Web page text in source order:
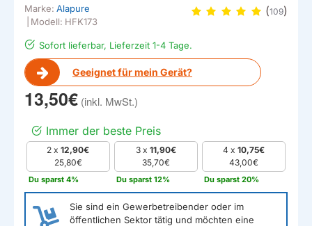
Sofort lieferbar, Lieferzeit 1-4 Tage.
Geeignet für mein Gerät?
Marke: Alapure
Modell: HFK173
(109)
13,50€
Immer der beste Preis
2 x12,90€
25,80€
Du sparst 4%
3 x 11,90€
35,70€
Du sparst 12%
4 x 10,75€
43,00€
Du sparst 20%
Sie sind ein Gewerbetreibender oder im
öffentlichen Sektor tätig und möchten eine